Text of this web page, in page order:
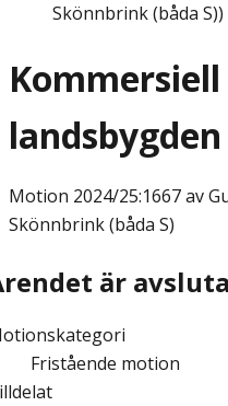
Skönnbrink (båda S))
landsbygden
Motion 2024/25:1667 av
Skönnbrink (båda S)
är
Fristående motion